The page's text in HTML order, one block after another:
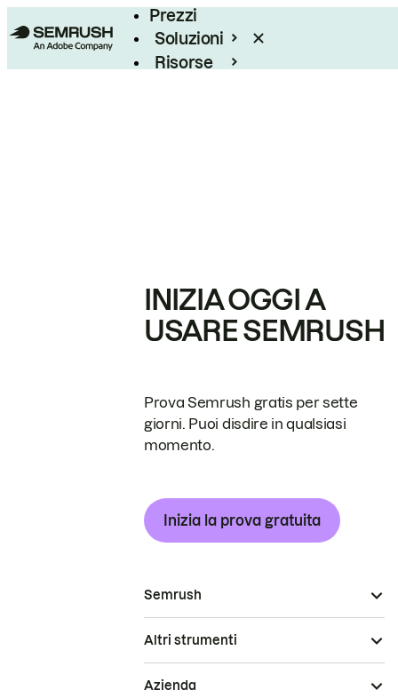
Prezzi
Soluzioni
Risorse
INIZIA OGGI A
USARE SEMRUSH
Prova Semrush gratis per sette
giorni. Puoi disdire in qualsiasi
momento.
Inizia la prova gratuita
Semrush
Altri strumenti
Azienda